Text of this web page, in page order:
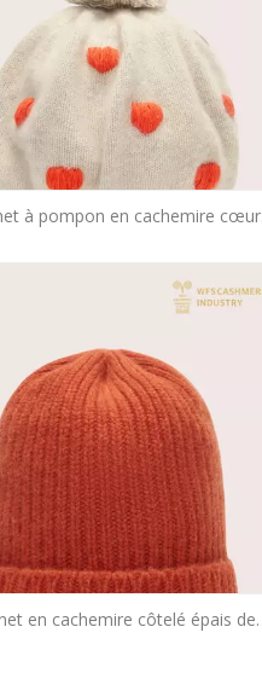
à pompon en cachemire cœur
OEM
en cachemire côtelé épais de